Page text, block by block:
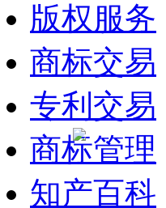
版权服务
商标交易
专利交易
商标管理
知产百科